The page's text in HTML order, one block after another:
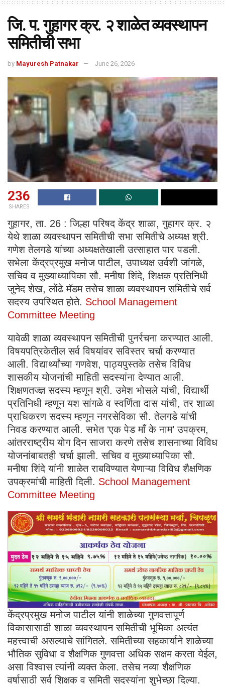
जि. प. गुहागर क्र. २ शाळेत व्यवस्थापन
समितीची सभा
by Mayuresh Patnakar June 26, 2026
236
SHARES
गुहागर, ता. 26 : जिल्हा परिषद केंद्र शाळा, गुहागर क्र. २
येथे शाळा व्यवस्थापन समितीची सभा समितीचे अध्यक्ष श्री.
गणेश तेलगडे यांच्या अध्यक्षतेखाली उत्साहात पार पडली.
सभेला केंद्रप्रमुख मनोज पाटील, उपाध्यक्ष उर्वशी जांगळे,
सचिव व मुख्याध्यापिका सौ. मनीषा शिंदे, शिक्षक प्रतिनिधी
जुनेद शेख, लोंढे मॅडम तसेच शाळा व्यवस्थापन समितीचे सर्व
सदस्य उपस्थित होते. School Management
Committee Meeting
यावेळी शाळा व्यवस्थापन समितीची पुनर्रचना करण्यात आली.
विषयपत्रिकेतील सर्व विषयांवर सविस्तर चर्चा करण्यात
आली. विद्यार्थ्यांच्या गणवेश, पाठ्यपुस्तके तसेच विविध
शासकीय योजनांची माहिती सदस्यांना देण्यात आली.
शिक्षणतज्ज्ञ सदस्य म्हणून श्री. उमेश भोसले यांची, विद्यार्थी
प्रतिनिधी म्हणून यश सांगळे व स्वर्णिता दास यांची, तर शाळा
प्राधिकरण सदस्य म्हणून नगरसेविका सौ. तेलगडे यांची
निवड करण्यात आली. सभेत ‘एक पेड माँ के नाम’ उपक्रम,
आंतरराष्ट्रीय योग दिन साजरा करणे तसेच शासनाच्या विविध
योजनांबाबतही चर्चा झाली. सचिव व मुख्याध्यापिका सौ.
मनीषा शिंदे यांनी शाळेत राबविण्यात येणाऱ्या विविध शैक्षणिक
उपक्रमांची माहिती दिली. School Management
Committee Meeting
केंद्रप्रमुख मनोज पाटील यांनी शाळेच्या गुणवत्तापूर्ण
विकासासाठी शाळा व्यवस्थापन समितीची भूमिका अत्यंत
महत्त्वाची असल्याचे सांगितले. समितीच्या सहकार्याने शाळेच्या
भौतिक सुविधा व शैक्षणिक गुणवत्ता अधिक सक्षम करता येईल,
असा विश्वास त्यांनी व्यक्त केला. तसेच नव्या शैक्षणिक
वर्षासाठी सर्व शिक्षक व समिती सदस्यांना शुभेच्छा दिल्या.